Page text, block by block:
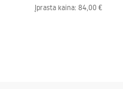
Įprasta kaina: 84,00 €